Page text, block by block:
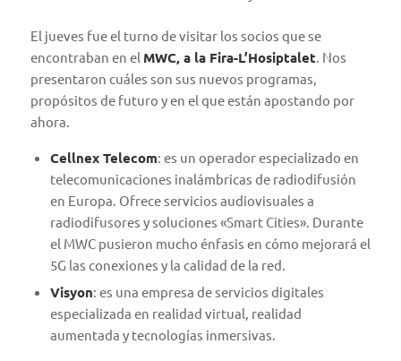
El jueves fue el turno de visitar los socios que se
encontraban en el MWC, a la Fira-L’Hosiptalet. Nos
presentaron cuáles son sus nuevos programas,
propósitos de futuro y en el que están apostando por
ahora.
Cellnex Telecom: es un operador especializado en
telecomunicaciones inalámbricas de radiodifusión
en Europa. Ofrece servicios audiovisuales a
radiodifusores y soluciones «Smart Cities». Durante
el MWC pusieron mucho énfasis en cómo mejorará el
5G las conexiones y la calidad de la red.
Visyon: es una empresa de servicios digitales
especializada en realidad virtual, realidad
aumentada y tecnologías inmersivas.